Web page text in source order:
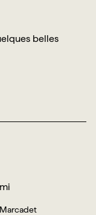
belles